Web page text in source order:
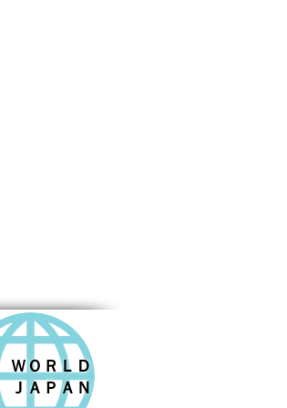
ＷＯＲＬＤ
ＪＡＰＡＮ